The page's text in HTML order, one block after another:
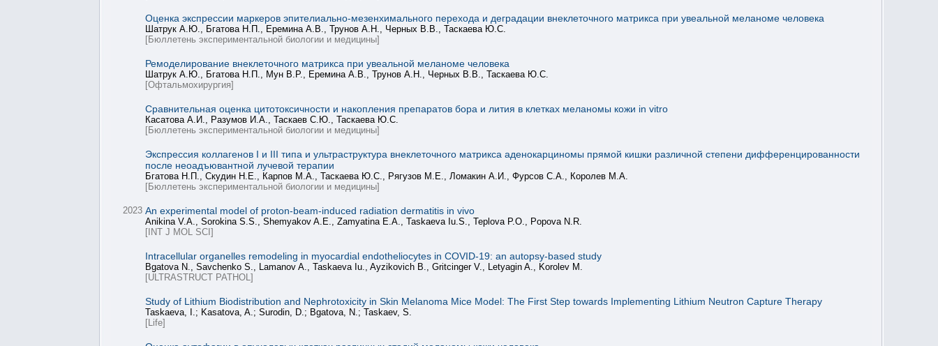
Оценка экспрессии маркеров эпителиально-мезенхимального перехода и деградации внеклеточного матрикса при увеальной меланоме человека
Шатрук А.Ю., Бгатова Н.П., Еремина А.В., Трунов А.Н., Черных В.В., Таскаева Ю.С.
[Бюллетень экспериментальной биологии и медицины]
Ремоделирование внеклеточного матрикса при увеальной меланоме человека
Шатрук А.Ю., Бгатова Н.П., Мун В.Р., Еремина А.В., Трунов А.Н., Черных В.В., Таскаева Ю.С.
[Офтальмохирургия]
Сравнительная оценка цитотоксичности и накопления препаратов бора и лития в клетках меланомы кожи in vitro
Касатова А.И., Разумов И.А., Таскаев С.Ю., Таскаева Ю.С.
[Бюллетень экспериментальной биологии и медицины]
Экспрессия коллагенов I и III типа и ультраструктура внеклеточного матрикса аденокарциномы прямой кишки различной степени дифференцированности
после неоадъювантной лучевой терапии
Бгатова Н.П., Скудин Н.Е., Карпов М.А., Таскаева Ю.С., Рягузов М.Е., Ломакин А.И., Фурсов С.А., Королев М.А.
[Бюллетень экспериментальной биологии и медицины]
2023 An experimental model of proton-beam-induced radiation dermatitis in vivo
Anikina V.A., Sorokina S.S., Shemyakov A.E., Zamyatina E.A., Taskaeva Iu.S., Teplova P.O., Popova N.R.
[INT J MOL SCI]
Intracellular organelles remodeling in myocardial endotheliocytes in COVID-19: an autopsy-based study
Bgatova N., Savchenko S., Lamanov A., Taskaeva Iu., Ayzikovich B., Gritcinger V., Letyagin A., Korolev M.
[ULTRASTRUCT PATHOL]
Study of Lithium Biodistribution and Nephrotoxicity in Skin Melanoma Mice Model: The First Step towards Implementing Lithium Neutron Capture Therapy
Taskaeva, I.; Kasatova, A.; Surodin, D.; Bgatova, N.; Taskaev, S.
[Life]